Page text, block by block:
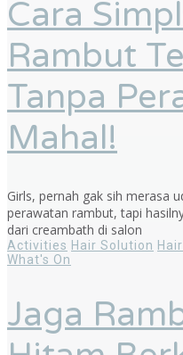
Cara
Rambut
Tanpa
Mahal!
Girls, pernah gak sih merasa
perawatan rambut, tapi
dari creambath di salon
Activities Hair Solution
What's On
Jaga